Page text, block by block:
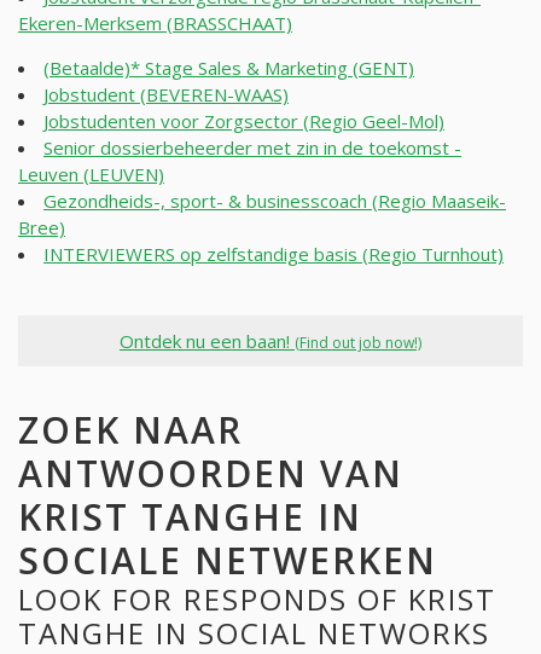
Ekeren-Merksem (BRASSCHAAT)
(Betaalde)* Stage Sales & Marketing (GENT)
Jobstudent (BEVEREN-WAAS)
Jobstudenten voor Zorgsector (Regio Geel-Mol)
Senior dossierbeheerder met zin in de toekomst -
Leuven (LEUVEN)
Gezondheids-, sport- & businesscoach (Regio Maaseik-
Bree)
INTERVIEWERS op zelfstandige basis (Regio Turnhout)
Ontdek nu een baan! (Find out job now!)
ZOEK NAAR
ANTWOORDEN VAN
KRIST TANGHE IN
SOCIALE NETWERKEN
LOOK FOR RESPONDS OF KRIST
TANGHE IN SOCIAL NETWORKS